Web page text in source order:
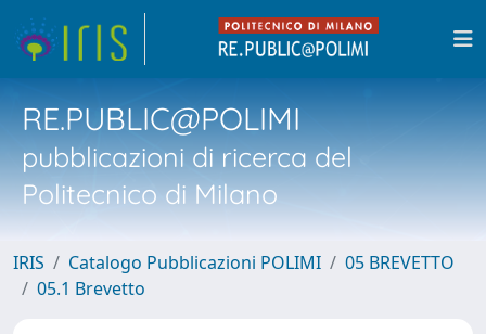
RE.PUBLIC@POLIMI
pubblicazioni di ricerca del
Politecnico di Milano
IRIS Catalogo Pubblicazioni POLIMI
05 BREVETTO
05.1 Brevetto